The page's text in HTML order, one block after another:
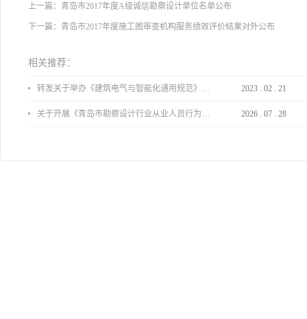
上一篇： 青岛市2017年度A级诚信勘察设计单位名单公布
下一篇： 青岛市2017年度施工图审查机构服务绩效评价结果对外公布
相关推荐：
转发关于举办《建筑电气与智能化通用规范》 GB55024-2022公益宣贯的通知 2023 . 02 . 21
关于开展《青岛市勘察设计行业从业人员行为导则》、《青岛市住宅工程设计审查品质提升指引（2026版）》宣贯活动的通知 2026 . 07 . 28